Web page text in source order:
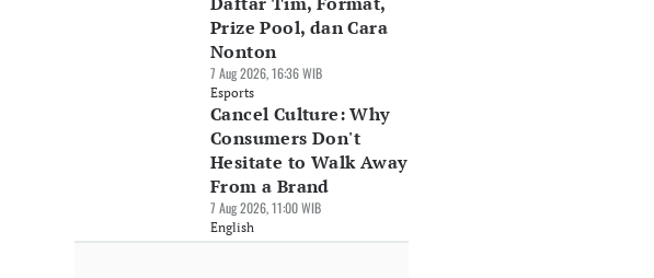
Prize Pool, dan Cara
Nonton
7 Aug 2026, 16:36 WIB
Esports
Cancel Culture: Why
Consumers Don't
Hesitate to Walk Away
From a Brand
7 Aug 2026, 11:00 WIB
English